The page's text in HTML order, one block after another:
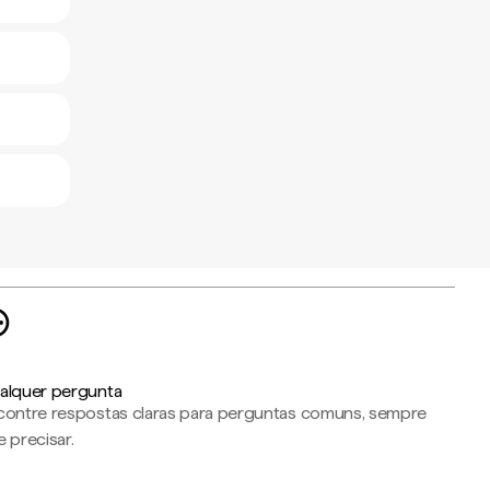
pergunta
respostas claras para perguntas comuns, sempre
precisar.